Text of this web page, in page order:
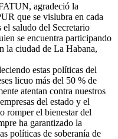
agradeció la
que se vislubra en cada
saludo del Secretario
se encuentra participando
la ciudad de La Habana,
estas políticas del
licuo más del 50 % de
atentan contra nuestros
del estado y el
romper el bienestar del
ha garantizado la
políticas de soberanía de